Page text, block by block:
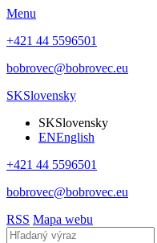
Menu
+421 44 5596501
bobrovec@bobrovec.eu
SKSlovensky
SKSlovensky
ENEnglish
+421 44 5596501
bobrovec@bobrovec.eu
RSS Mapa webu